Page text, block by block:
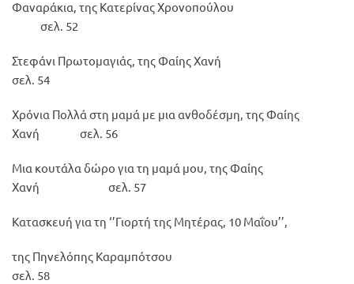
Φαναράκια, της Κατερίνας Χρονοπούλου
σελ. 52
Στεφάνι Πρωτομαγιάς, της Φαίης Χανή
σελ. 54
Χρόνια Πολλά στη μαμά με μια ανθοδέσμη, της Φαίης
Χανή σελ. 56
Μια κουτάλα δώρο για τη μαμά μου, της Φαίης
Χανή σελ. 57
Κατασκευή για τη ‘’Γιορτή της Μητέρας, 10 Μαΐου’’,
της Πηνελόπης Καραμπότσου
σελ. 58